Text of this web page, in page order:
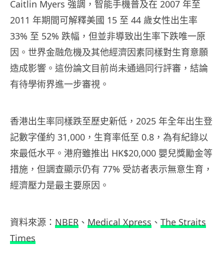
Caitlin Myers 強調，智能手機普及在 2007 年至
2011 年期間可解釋美國 15 至 44 歲女性出生率
33% 至 52% 跌幅，但並非導致出生率下跌唯一原
因。世界金融危機及其他經濟因素同樣對生育意願
造成影響。這份論文目前尚未通過同行評審，結論
有待學術界進一步審視。
香港出生率同樣跌至歷史新低，2025 年全年出生登
記數字僅約 31,000，生育率低至 0.8，為有紀錄以
來最低水平。港府雖推出 HK$20,000 嬰兒獎勵金等
措施，但調查顯示仍有 77% 受訪者表示無意生育，
經濟壓力是最主要原因。
資料來源： NBER 、 Medical Xpress 、 The Straits
Times